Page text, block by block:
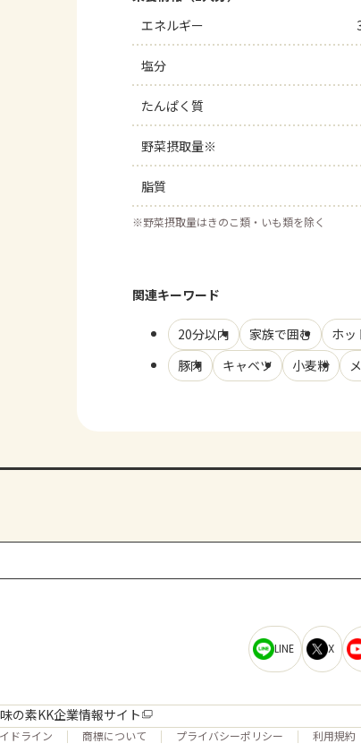
エネルギー
塩分
たんぱく質
野菜摂取量※
脂質
※野菜摂取量はきのこ類・いも類を除く
関連キーワード
20分以内 家族で囲む ホッ
豚肉
キャベツ 小麦粉
LINE X
味の素KK企業情報サイト
ドライン 商標について プライバシーポリシー 利用規約